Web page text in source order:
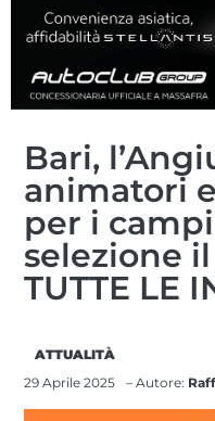
Bari,
animatori
per i
selezione
TUTTE LE
ATTUALITÀ
29 Aprile 2025
– Autore: